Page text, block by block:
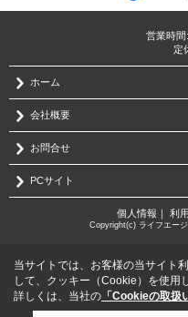
営業時
定
ホーム
会社概要
お問合せ
PCサイト
個人情報 ｜ 利
Copyright(c) ライフエー
当サイトでは、お客様の当サイト
して、クッキー（Cookie）を使用
詳しくは、当社の 「Cookieの取扱